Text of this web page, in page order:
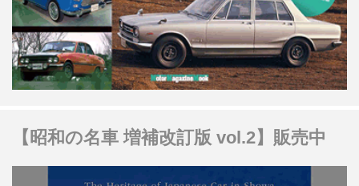
【昭和の名車 増補改訂版 vol.2】販売中